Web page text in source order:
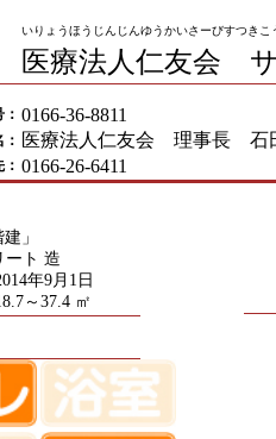
いりょうほうじんじんゆうかいさーびすつき
医療法人仁友会
0166-36-8811
医療法人仁友会 理事長
0166-26-6411
」
ート 造
年9月1日
～37.4 ㎡